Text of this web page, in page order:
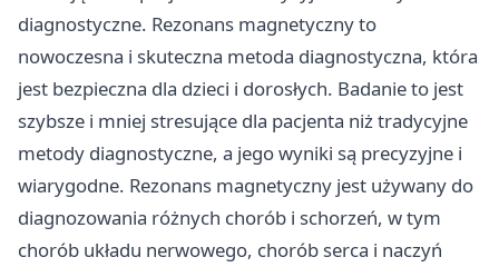
diagnostyczne. Rezonans magnetyczny to
nowoczesna i skuteczna metoda diagnostyczna, która
jest bezpieczna dla dzieci i dorosłych. Badanie to jest
szybsze i mniej stresujące dla pacjenta niż tradycyjne
metody diagnostyczne, a jego wyniki są precyzyjne i
wiarygodne. Rezonans magnetyczny jest używany do
diagnozowania różnych chorób i schorzeń, w tym
chorób układu nerwowego, chorób serca i naczyń